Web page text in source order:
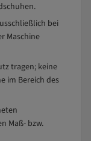
bei
Maschine
tragen; keine
im Bereich des
Maß- bzw.